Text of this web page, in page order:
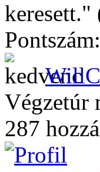
keresett."
Pontszám:
Végzetúr
287